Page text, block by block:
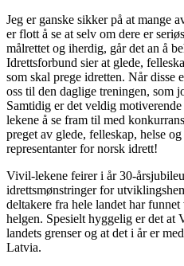
Jeg er ganske sikker på at mange
er flott å se at selv om dere er
målrettet og iherdig, går det an å
Idrettsforbund sier at glede,
som skal prege idretten. Når disse
oss til den daglige treningen, som
Samtidig er det veldig
lekene å se fram til med
preget av glede, felleskap, helse
representanter for norsk idrett!
Vivil-lekene feirer i år 30-
idrettsmønstringer for
deltakere fra hele landet har
helgen. Spesielt hyggelig er det
landets grenser og at det i år er
Latvia.